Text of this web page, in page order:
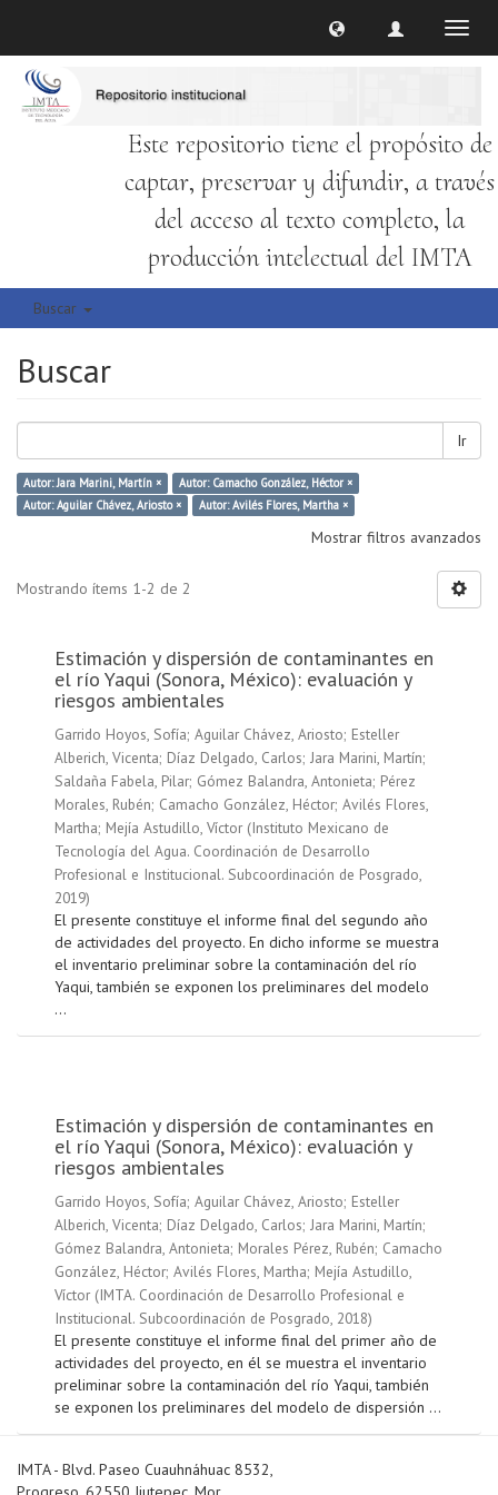
Este repositorio tiene el propósito de
captar, preservar y difundir, a través
del acceso al texto completo, la
producción intelectual del IMTA
Buscar
Buscar
Ir
Autor: Jara Marini, Martín ×
Autor: Camacho González, Héctor ×
Autor: Aguilar Chávez, Ariosto ×
Autor: Avilés Flores, Martha ×
Mostrar filtros avanzados
Mostrando ítems 1-2 de 2
Estimación y dispersión de contaminantes en
el río Yaqui (Sonora, México): evaluación y
riesgos ambientales
Garrido Hoyos, Sofía; Aguilar Chávez, Ariosto; Esteller
Alberich, Vicenta; Díaz Delgado, Carlos; Jara Marini, Martín;
Saldaña Fabela, Pilar; Gómez Balandra, Antonieta; Pérez
Morales, Rubén; Camacho González, Héctor; Avilés Flores,
Martha; Mejía Astudillo, Víctor (Instituto Mexicano de
Tecnología del Agua. Coordinación de Desarrollo
Profesional e Institucional. Subcoordinación de Posgrado,
2019)
El presente constituye el informe final del segundo año
de actividades del proyecto. En dicho informe se muestra
el inventario preliminar sobre la contaminación del río
Yaqui, también se exponen los preliminares del modelo
...
Estimación y dispersión de contaminantes en
el río Yaqui (Sonora, México): evaluación y
riesgos ambientales
Garrido Hoyos, Sofía; Aguilar Chávez, Ariosto; Esteller
Alberich, Vicenta; Díaz Delgado, Carlos; Jara Marini, Martín;
Gómez Balandra, Antonieta; Morales Pérez, Rubén; Camacho
González, Héctor; Avilés Flores, Martha; Mejía Astudillo,
Víctor (IMTA. Coordinación de Desarrollo Profesional e
Institucional. Subcoordinación de Posgrado, 2018)
El presente constituye el informe final del primer año de
actividades del proyecto, en él se muestra el inventario
preliminar sobre la contaminación del río Yaqui, también
se exponen los preliminares del modelo de dispersión ...
IMTA - Blvd. Paseo Cuauhnáhuac 8532,